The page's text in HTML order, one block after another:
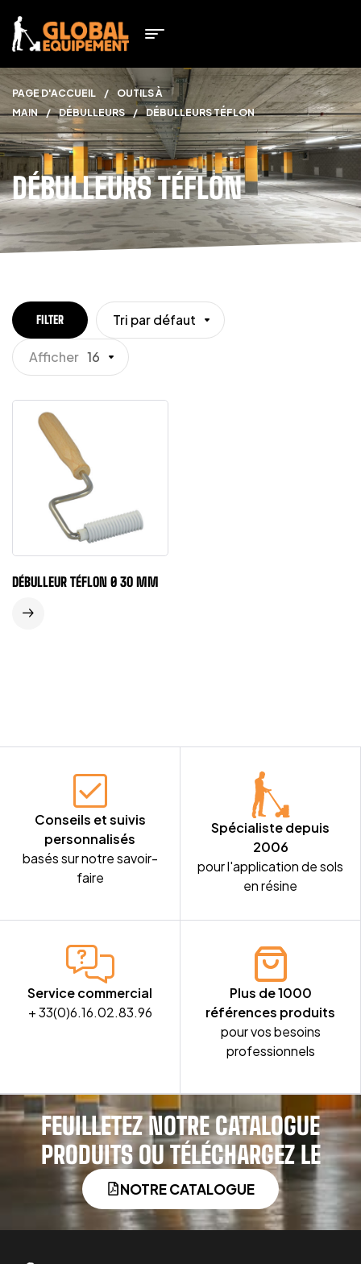
DÉBULLEURS TÉFLON
PAGE D'ACCUEIL /
OUTILS À
MAIN
/ DÉBULLEURS / DÉBULLEURS TÉFLON
FILTER Tri par défaut
Afficher 16
DÉBULLEUR TÉFLON Ø 30 MM
Conseils et suivis
personnalisés
basés sur notre savoir-
faire
Spécialiste depuis
2006
pour l'application de sols
en résine
Service commercial
+ 33(0)6.16.02.83.96
Plus de 1000
références produits
pour vos besoins
professionnels
FEUILLETEZ NOTRE CATALOGUE
PRODUITS OU TÉLÉCHARGEZ LE
NOTRE CATALOGUE